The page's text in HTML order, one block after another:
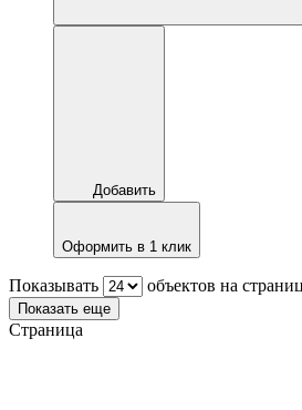
Добавить
Оформить в 1 клик
Показывать объектов на
Показать еще
Страница